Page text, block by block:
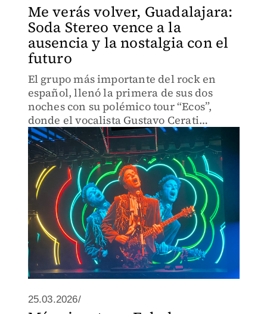
Me verás volver, Guadalajara:
Soda Stereo vence a la
ausencia y la nostalgia con el
futuro
El grupo más importante del rock en
español, llenó la primera de sus dos
noches con su polémico tour “Ecos”,
donde el vocalista Gustavo Cerati
aparece en holograma
25.03.2026/